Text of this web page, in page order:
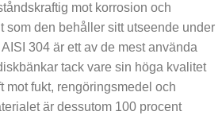
mot korrosion och
som den behåller sitt utseende under
304 är ett av de mest använda
tack vare sin höga kvalitet
mot fukt, rengöringsmedel och
är dessutom 100 procent